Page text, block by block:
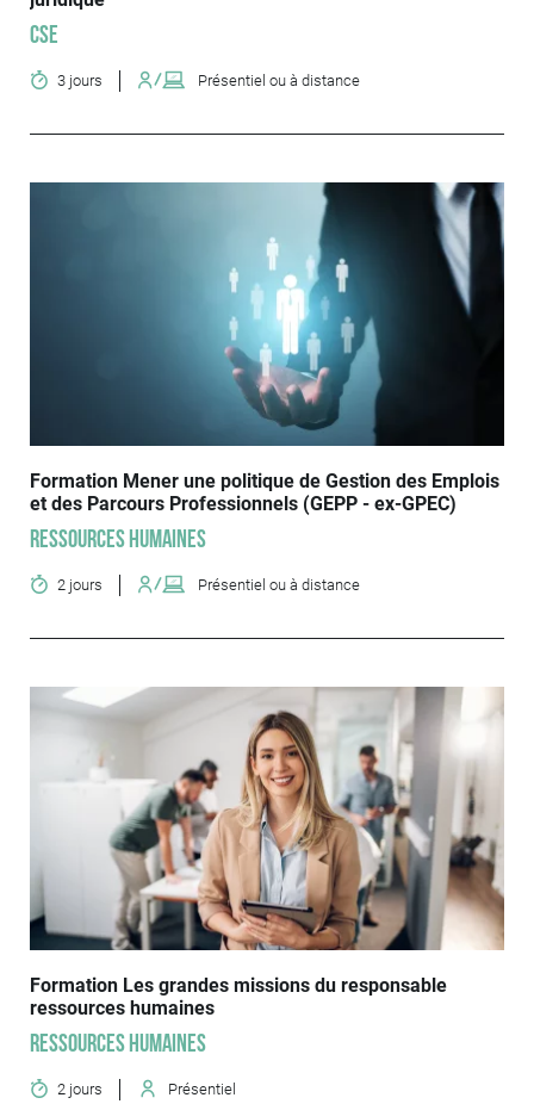
CSE
3 jours Présentiel ou à distance
Formation Mener une politique de Gestion des Emplois
et des Parcours Professionnels (GEPP - ex-GPEC)
Ressources humaines
2 jours Présentiel ou à distance
Formation Les grandes missions du responsable
ressources humaines
Ressources humaines
2 jours Présentiel